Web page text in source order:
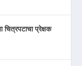
चित्रपटाचा प्रेक्षक